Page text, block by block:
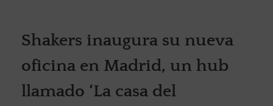
Shakers inaugura su nueva
oficina en Madrid, un hub
llamado ‘La casa del